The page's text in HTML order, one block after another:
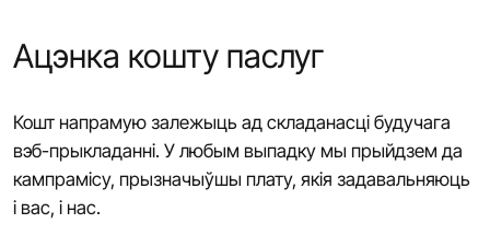
Ацэнка кошту паслуг
Кошт напрамую залежыць ад складанасці будучага
вэб-прыкладанні. У любым выпадку мы прыйдзем да
кампрамісу, прызначыўшы плату, якія задавальняюць
і вас, і нас.